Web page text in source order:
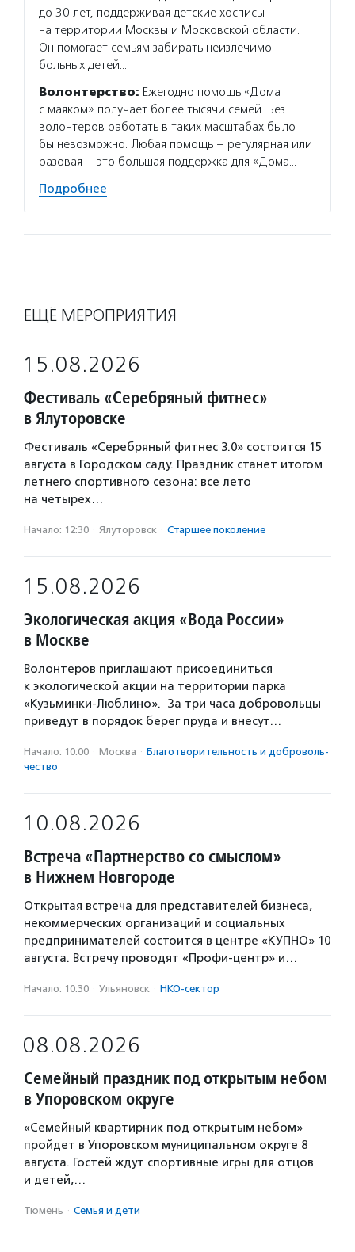
до 30 лет, поддерживая детские хосписы
на территории Москвы и Московской области.
Он помогает семьям забирать неизлечимо
больных детей…
Волонтерство: Ежегодно помощь «Дома
с маяком» получает более тысячи семей. Без
волонтеров работать в таких масштабах было
бы невозможно. Любая помощь – регулярная или
разовая – это большая поддержка для «Дома…
Подробнее
ЕЩЁ МЕРОПРИЯТИЯ
15.08.2026
Фестиваль «Серебряный фитнес»
в Ялуторовске
Фестиваль «Серебряный фитнес 3.0» состоится 15
августа в Городском саду. Праздник станет итогом
летнего спортивного сезона: все лето
на четырех…
Начало: 12:30 · Ялуторовск · Старшее поколение
15.08.2026
Экологическая акция «Вода России»
в Москве
Волонтеров приглашают присоединиться
к экологической акции на территории парка
«Кузьминки-Люблино». За три часа добровольцы
приведут в порядок берег пруда и внесут…
Начало: 10:00 · Москва · Благотвори­тель­ность и доброволь­
чест­во
10.08.2026
Встреча «Партнерство со смыслом»
в Нижнем Новгороде
Открытая встреча для представителей бизнеса,
некоммерческих организаций и социальных
предпринимателей состоится в центре «КУПНО» 10
августа. Встречу проводят «Профи-центр» и…
Начало: 10:30 · Ульяновск · НКО-сектор
08.08.2026
Семейный праздник под открытым небом
в Упоровском округе
«Семейный квартирник под открытым небом»
пройдет в Упоровском муниципальном округе 8
августа. Гостей ждут спортивные игры для отцов
и детей,…
Тюмень · Семья и дети